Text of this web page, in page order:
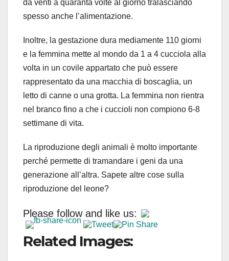
da venti a quaranta volte al giorno tralasciando
spesso anche l’alimentazione.
Inoltre, la gestazione dura mediamente 110 giorni
e la femmina mette al mondo da 1 a 4 cucciola alla
volta in un covile appartato che può essere
rappresentato da una macchia di boscaglia, un
letto di canne o una grotta. La femmina non rientra
nel branco fino a che i cuccioli non compiono 6-8
settimane di vita.
La riproduzione degli animali è molto importante
perché permette di tramandare i geni da una
generazione all’altra. Sapete altre cose sulla
riproduzione del leone?
Please follow and like us:
Related Images: